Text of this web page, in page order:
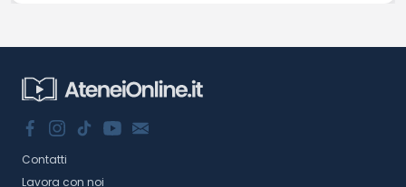
Contatti
Lavora con noi